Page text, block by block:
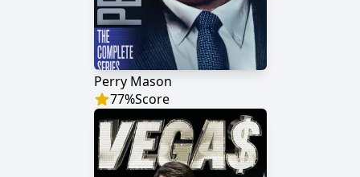
Perry Mason
77%Score